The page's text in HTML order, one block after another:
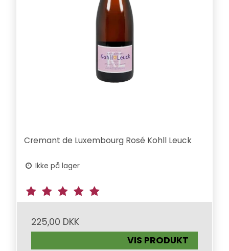
Cremant de Luxembourg Rosé Kohll Leuck
Ikke på lager
225,00 DKK
VIS PRODUKT